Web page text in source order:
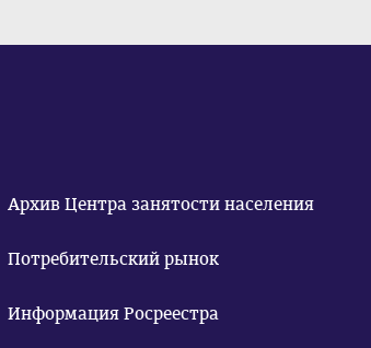
Архив Центра занятости населения
Потребительский рынок
Информация Росреестра